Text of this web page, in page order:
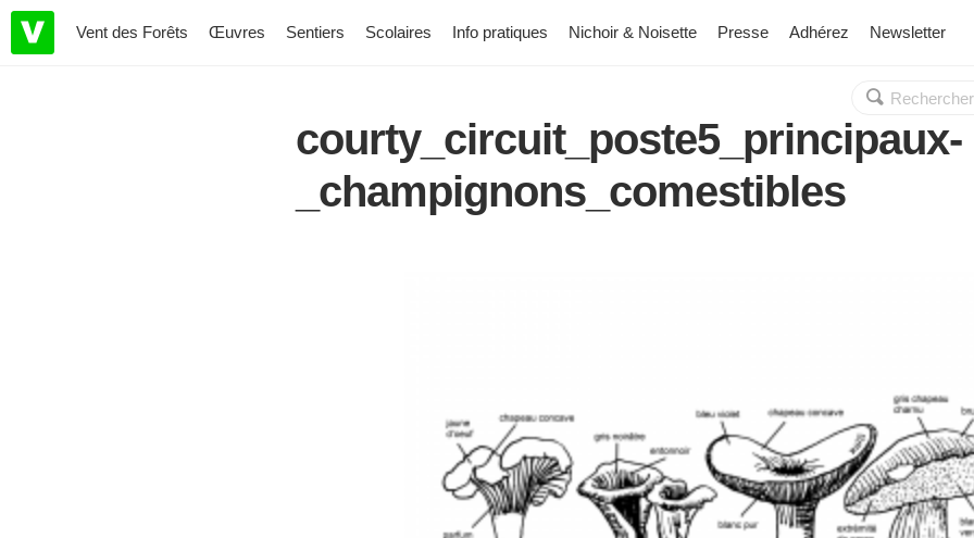
Vent des Forêts Œuvres Sentiers Scolaires Info pratiques Nichoir & Noisette Presse Adhérez Newsletter
Rechercher :
OK
courty_circuit_poste5_principaux-
_champignons_comestibles